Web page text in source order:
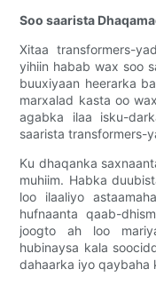
Soo saarista
Xitaa transformers-
yihiin habab wax soo
buuxiyaan heerarka
marxalad kasta oo
agabka ilaa isku-
saarista transformers-
Ku dhaqanka
muhiim. Habka
loo ilaaliyo
hufnaanta qaab-
joogto ah loo
hubinaysa kala
dahaarka iyo qaybaha